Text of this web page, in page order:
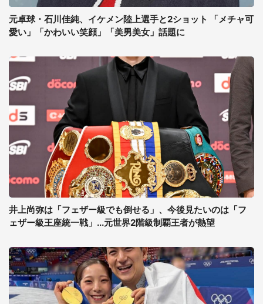
元卓球・石川佳純、イケメン陸上選手と2ショット 「メチャ可
愛い」「かわいい笑顔」「美男美女」話題に
井上尚弥は「フェザー級でも倒せる」、今後見たいのは「フ
ェザー級王座統一戦」...元世界2階級制覇王者が熱望